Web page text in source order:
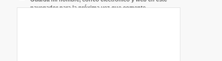
navegador para la próxima vez que comente.